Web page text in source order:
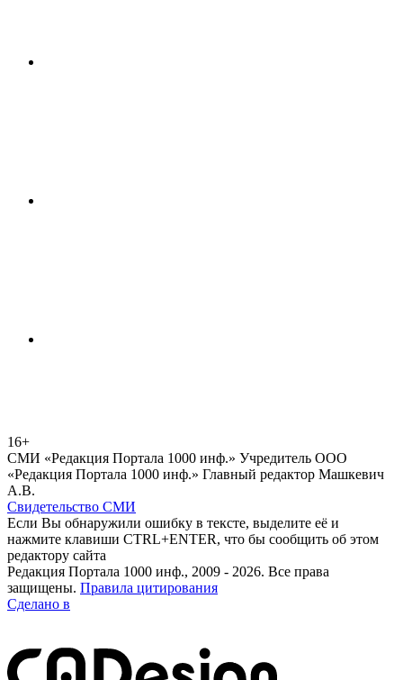
16+
СМИ «Редакция Портала 1000 инф.» Учредитель ООО
«Редакция Портала 1000 инф.» Главный редактор Машкевич
А.В.
Свидетельство СМИ
Если Вы обнаружили ошибку в тексте, выделите её и
нажмите клавиши CTRL+ENTER, что бы сообщить об этом
редактору сайта
Редакция Портала 1000 инф., 2009 - 2026. Все права
защищены. Правила цитирования
Сделано в